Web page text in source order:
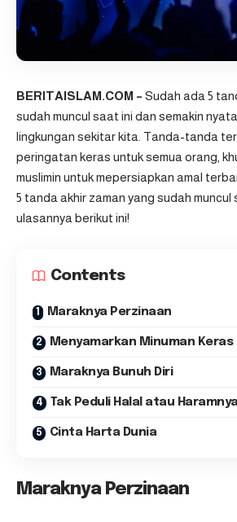
BERITAISLAM.COM – Sudah ada 5
sudah muncul saat ini dan semakin
lingkungan sekitar kita. Tanda-tanda
peringatan keras untuk semua orang,
muslimin untuk mepersiapkan amal
5 tanda akhir zaman yang sudah muncul
ulasannya berikut ini!
Contents
Maraknya Perzinaan
Menyamarkan Minuman Keras
Maraknya Bunuh Diri
Tak Peduli Halal atau
Cinta Harta Dunia
Maraknya Perzinaan